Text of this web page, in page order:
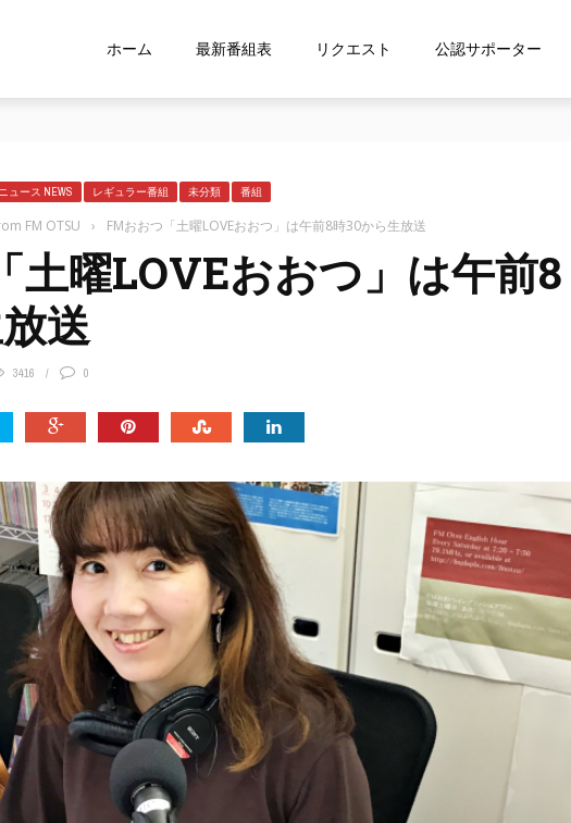
ホーム 最新番組表 リクエスト 公認サポーター
逃し番組配信サービス「shelfs」を導⼊
ニュース NEWS レギュラー番組 未分類 番組
FM OTSU › FMおおつ「土曜LOVEおおつ」は午前8時30から生放送
土曜LOVEおおつ」は午前8
送
3416 0